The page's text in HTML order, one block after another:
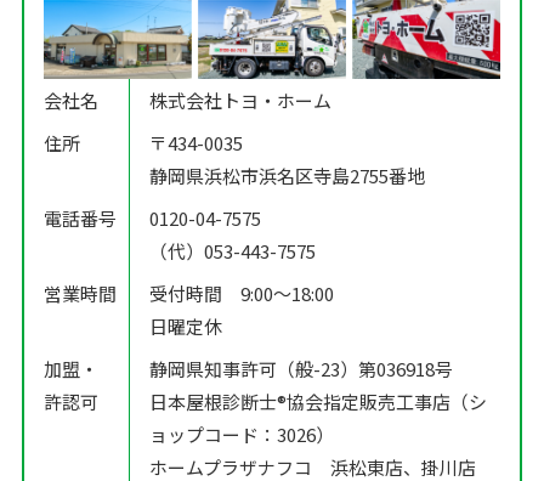
会社名
株式会社トヨ・ホーム
住所
〒434-0035
静岡県浜松市浜名区寺島2755番地
電話番号
0120-04-7575
（代）053-443-7575
営業時間
受付時間 9:00〜18:00
日曜定休
加盟・
許認可
静岡県知事許可（般-23）第036918号
日本屋根診断士®️協会指定販売工事店（シ
ョップコード：3026）
ホームプラザナフコ 浜松東店、掛川店